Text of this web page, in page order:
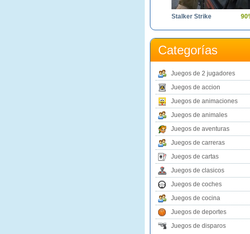
Stalker Strike
Categorías
Juegos de 2 jugadores
Juegos de accion
Juegos de animaciones
Juegos de animales
Juegos de aventuras
Juegos de carreras
Juegos de cartas
Juegos de clasicos
Juegos de coches
Juegos de cocina
Juegos de deportes
Juegos de disparos